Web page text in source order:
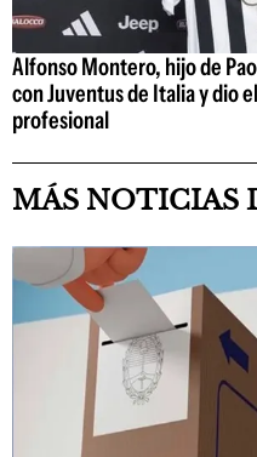
Alfonso Montero, hijo de
con Juventus de Italia y dio
profesional
MÁS NOTICIAS